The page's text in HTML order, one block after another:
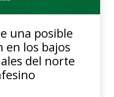
una posible
en los bajos
del norte